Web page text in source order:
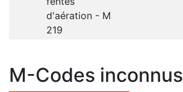
d'aération - M
219
M-Codes inconnus